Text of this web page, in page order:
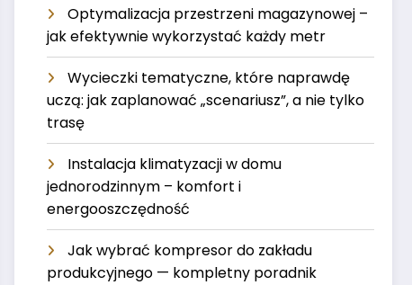
Optymalizacja przestrzeni magazynowej –
jak efektywnie wykorzystać każdy metr
Wycieczki tematyczne, które naprawdę
uczą: jak zaplanować „scenariusz”, a nie tylko
trasę
Instalacja klimatyzacji w domu
jednorodzinnym – komfort i
energooszczędność
Jak wybrać kompresor do zakładu
produkcyjnego — kompletny poradnik